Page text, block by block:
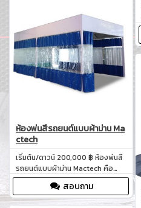
เกี่ยวข้องกับการพ่นสี
ห้องพ่นสีรถยนต์แบบผ้าม่าน Ma
ctech
เริ่มต้น/ดาวน์ 200,000 ฿ ห้องพ่นสี
รถยนต์แบบผ้าม่าน Mactech คือ
โซลูชั่นที่ออกแบบมาเพื่อตอบสนอง
ความต้องการในการพ่นสีใน
อุตสาหกรรมต่าง ๆ รวมถึงการใช้งาน
สอบถาม